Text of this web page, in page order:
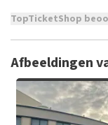
TopTicketShop
niet mogelijk om
tickets hebt
grof taalgebruik
Het kan enkele
geplaatst.
Afbeeldingen